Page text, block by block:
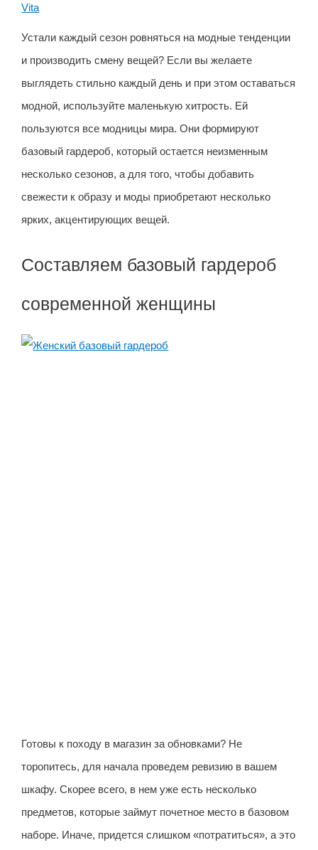
Vita
Устали каждый сезон ровняться на модные тенденции
и производить смену вещей? Если вы желаете
выглядеть стильно каждый день и при этом оставаться
модной, используйте маленькую хитрость. Ей
пользуются все модницы мира. Они формируют
базовый гардероб, который остается неизменным
несколько сезонов, а для того, чтобы добавить
свежести к образу и моды приобретают несколько
ярких, акцентирующих вещей.
Составляем базовый гардероб
современной женщины
Готовы к походу в магазин за обновками? Не
торопитесь, для начала проведем ревизию в вашем
шкафу. Скорее всего, в нем уже есть несколько
предметов, которые займут почетное место в базовом
наборе. Иначе, придется слишком «потратиться», а это